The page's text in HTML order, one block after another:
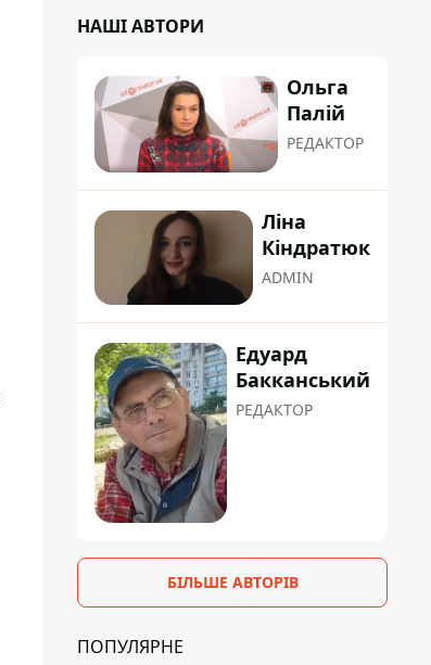
НАШІ АВТОРИ
Ольга
Палій
РЕДАКТОР
Ліна
Кіндратюк
ADMIN
Едуард
Бакканський
РЕДАКТОР
БІЛЬШЕ АВТОРІВ
ПОПУЛЯРНЕ